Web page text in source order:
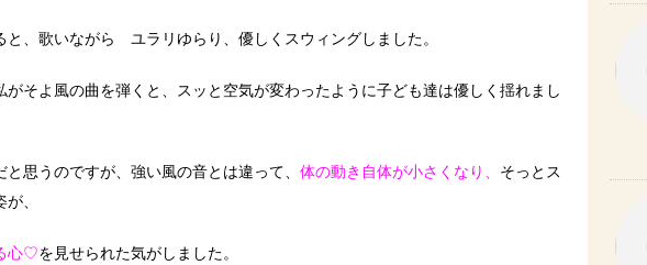
と、歌いながら ユラリゆらり、優しくスウィングしました。
がそよ風の曲を弾くと、スッと空気が変わったように子ども達は優しく揺れまし
と思うのですが、強い風の音とは違って、 体の動き自体が小さくなり、 そっとス
、
心♡を見せられた気がしました。